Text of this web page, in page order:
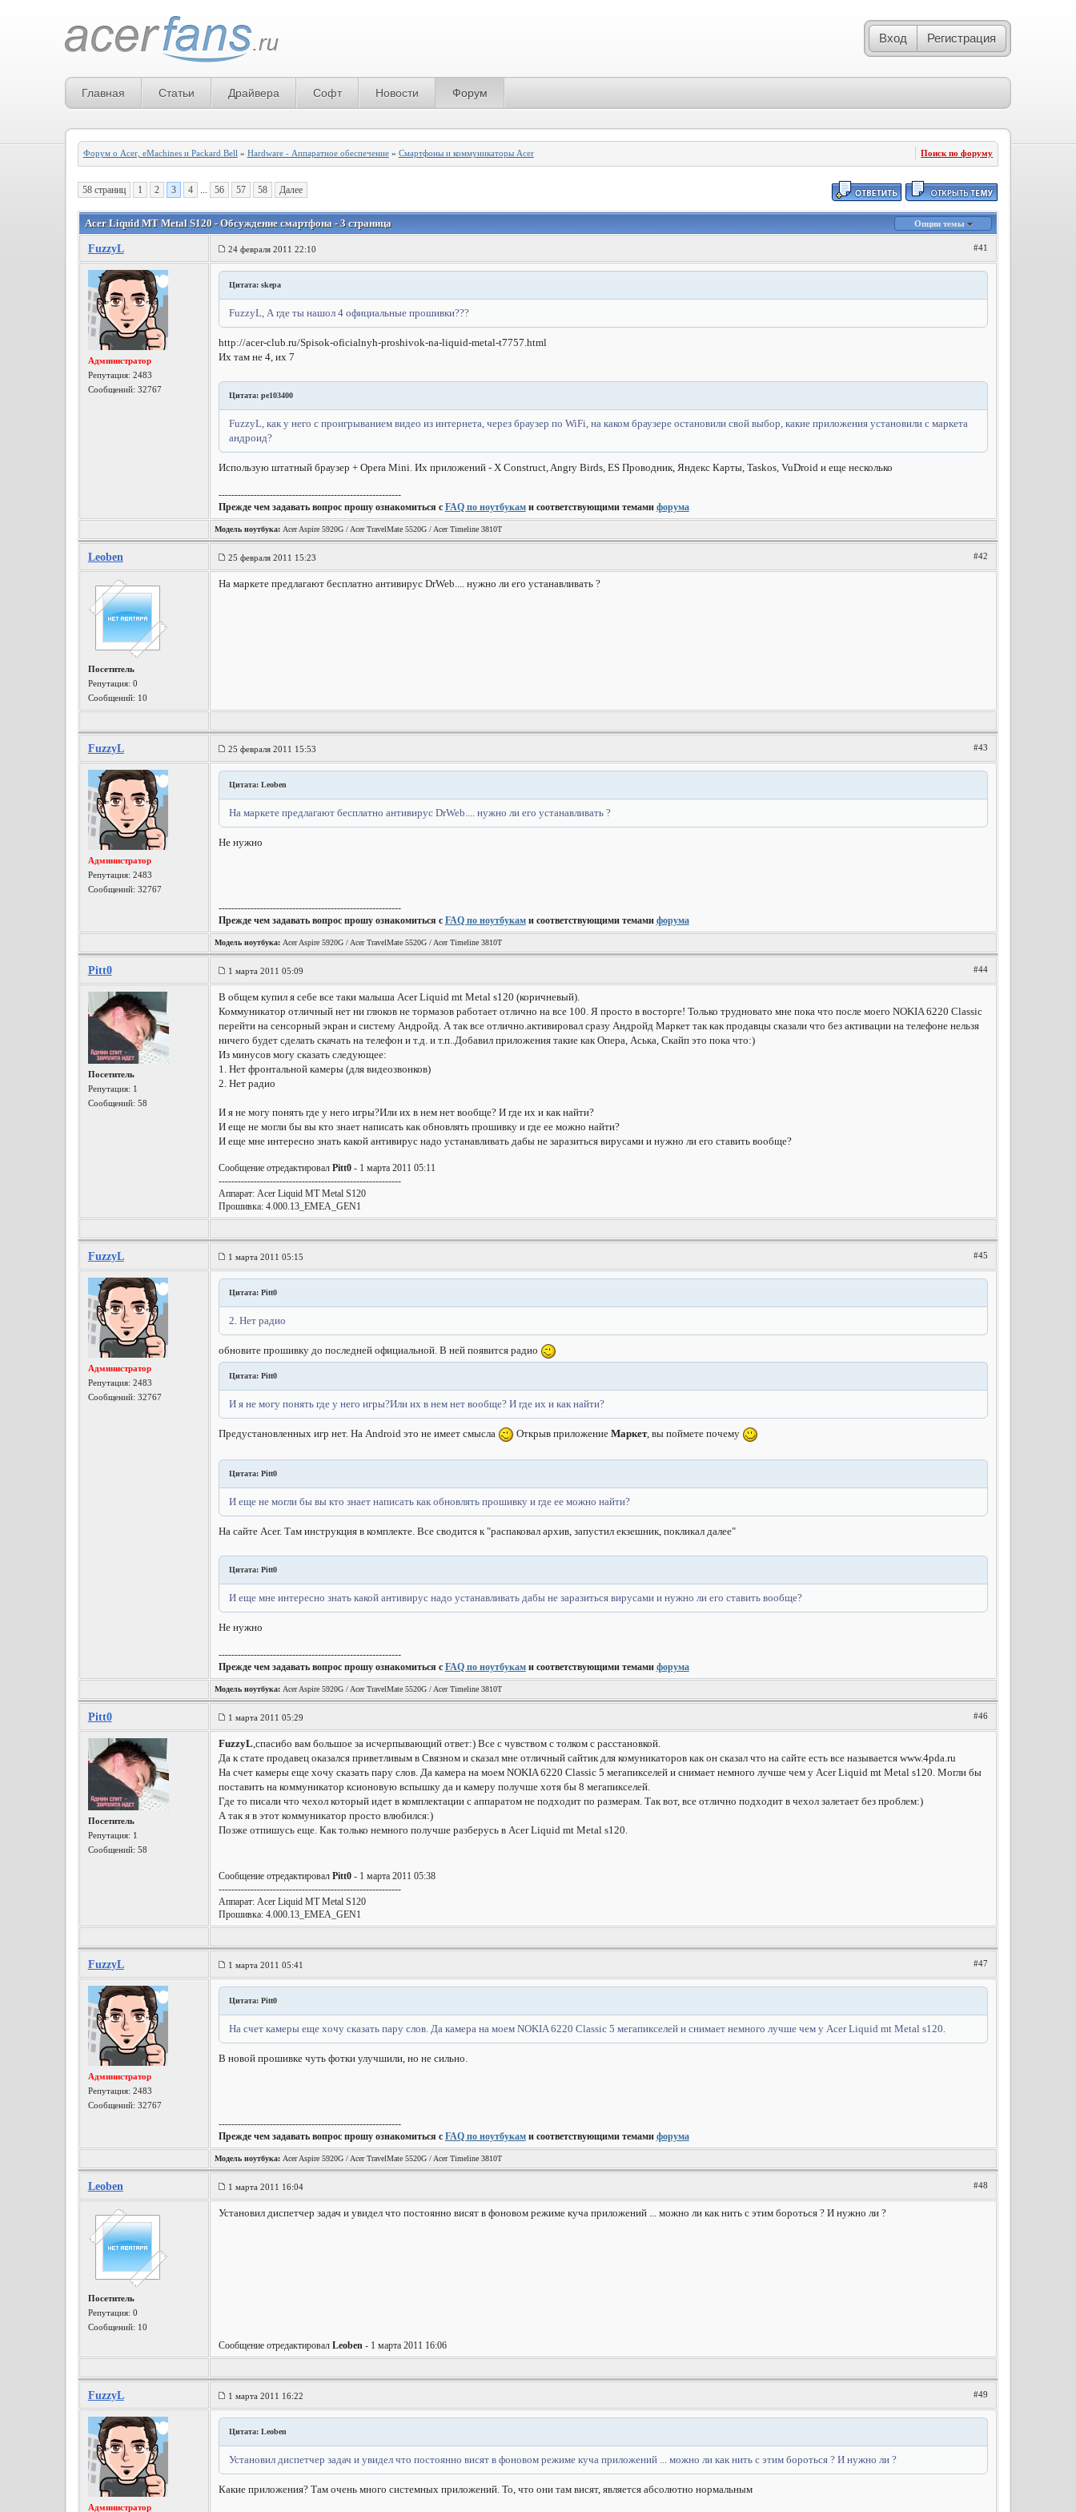
Вход Регистрация
Главная Статьи Драйвера Софт Новости Форум
Форум о Acer, eMachines и Packard Bell » Hardware - Аппаратное обеспечение» Смартфоны и коммуникаторы Acer Поиск по форуму
58 страниц 1 2 3 4 ... 56 57 58 Далее
Acer Liquid MT Metal S120 - Обсуждение смартфона - 3 страница Опции темы
FuzzyL 24 февраля 2011 22:10 #41
Администратор
Репутация: 2483
Сообщений: 32767
Цитата: skepa
FuzzyL, А где ты нашол 4 официальные прошивки???
http://acer-club.ru/Spisok-oficialnyh-proshivok-na-liquid-metal-t7757.html
Их там не 4, их 7
Цитата: pe103400
FuzzyL, как у него с проигрыванием видео из интернета, через браузер по WiFi, на каком браузере остановили свой выбор, какие приложения установили с маркета
андроид?
Использую штатный браузер + Opera Mini. Их приложений - X Construct, Angry Birds, ES Проводник, Яндекс Карты, Taskos, VuDroid и еще несколько
---------------------------------------------------------
Прежде чем задавать вопрос прошу ознакомиться с FAQ по ноутбуками соответствующими темами форума
Модель ноутбука:Acer Aspire 5920G / Acer TravelMate 5520G / Acer Timeline 3810T
Leoben 25 февраля 2011 15:23 #42
Посетитель
Репутация: 0
Сообщений: 10
На маркете предлагают бесплатно антивирус DrWeb.... нужно ли его устанавливать ?
FuzzyL 25 февраля 2011 15:53 #43
Администратор
Репутация: 2483
Сообщений: 32767
Цитата: Leoben
На маркете предлагают бесплатно антивирус DrWeb.... нужно ли его устанавливать ?
Не нужно
---------------------------------------------------------
Прежде чем задавать вопрос прошу ознакомиться с FAQ по ноутбуками соответствующими темами форума
Модель ноутбука:Acer Aspire 5920G / Acer TravelMate 5520G / Acer Timeline 3810T
Pitt0 1 марта 2011 05:09 #44
Посетитель
Репутация: 1
Сообщений: 58
В общем купил я себе все таки малыша Acer Liquid mt Metal s120 (коричневый).
Коммуникатор отличный нет ни глюков не тормазов работает отлично на все 100. Я просто в восторге! Только трудновато мне пока что после моего NOKIA 6220 Classic
перейти на сенсорный экран и систему Андройд. А так все отлично.активировал сразу Андройд Маркет так как продавцы сказали что без активации на телефоне нельзя
ничего будет сделать скачать на телефон и т.д. и т.п..Добавил приложения такие как Опера, Аська, Скайп это пока что:)
Из минусов могу сказать следующее:
1. Нет фронтальной камеры (для видеозвонков)
2. Нет радио
И я не могу понять где у него игры?Или их в нем нет вообще? И где их и как найти?
И еще не могли бы вы кто знает написать как обновлять прошивку и где ее можно найти?
И еще мне интересно знать какой антивирус надо устанавливать дабы не заразиться вирусами и нужно ли его ставить вообще?
Сообщение отредактировал Pitt0- 1 марта 2011 05:11
---------------------------------------------------------
Аппарат: Acer Liquid МТ Metal S120
Прошивка: 4.000.13_EMEA_GEN1
FuzzyL 1 марта 2011 05:15 #45
Администратор
Репутация: 2483
Сообщений: 32767
Цитата: Pitt0
2. Нет радио
обновите прошивку до последней официальной. В ней появится радио
Цитата: Pitt0
И я не могу понять где у него игры?Или их в нем нет вообще? И где их и как найти?
Предустановленных игр нет. На Android это не имеет смысла Открыв приложение Маркет, вы поймете почему
Цитата: Pitt0
И еще не могли бы вы кто знает написать как обновлять прошивку и где ее можно найти?
На сайте Acer. Там инструкция в комплекте. Все сводится к "распаковал архив, запустил екзешник, покликал далее"
Цитата: Pitt0
И еще мне интересно знать какой антивирус надо устанавливать дабы не заразиться вирусами и нужно ли его ставить вообще?
Не нужно
---------------------------------------------------------
Прежде чем задавать вопрос прошу ознакомиться с FAQ по ноутбуками соответствующими темами форума
Модель ноутбука:Acer Aspire 5920G / Acer TravelMate 5520G / Acer Timeline 3810T
Pitt0 1 марта 2011 05:29 #46
Посетитель
Репутация: 1
Сообщений: 58
FuzzyL,спасибо вам большое за исчерпывающий ответ:) Все с чувством с толком с расстановкой.
Да к стате продавец оказался приветливым в Связном и сказал мне отличный сайтик для комуникаторов как он сказал что на сайте есть все называется www.4pda.ru
На счет камеры еще хочу сказать пару слов. Да камера на моем NOKIA 6220 Classic 5 мегапикселей и снимает немного лучше чем у Acer Liquid mt Metal s120. Могли бы
поставить на коммуникатор ксионовую вспышку да и камеру получше хотя бы 8 мегапикселей.
Где то писали что чехол который идет в комплектации с аппаратом не подходит по размерам. Так вот, все отлично подходит в чехол залетает без проблем:)
А так я в этот коммуникатор просто влюбился:)
Позже отпишусь еще. Как только немного получше разберусь в Acer Liquid mt Metal s120.
Сообщение отредактировал Pitt0- 1 марта 2011 05:38
---------------------------------------------------------
Аппарат: Acer Liquid МТ Metal S120
Прошивка: 4.000.13_EMEA_GEN1
FuzzyL 1 марта 2011 05:41 #47
Администратор
Репутация: 2483
Сообщений: 32767
Цитата: Pitt0
На счет камеры еще хочу сказать пару слов. Да камера на моем NOKIA 6220 Classic 5 мегапикселей и снимает немного лучше чем у Acer Liquid mt Metal s120.
В новой прошивке чуть фотки улучшили, но не сильно.
---------------------------------------------------------
Прежде чем задавать вопрос прошу ознакомиться с FAQ по ноутбуками соответствующими темами форума
Модель ноутбука:Acer Aspire 5920G / Acer TravelMate 5520G / Acer Timeline 3810T
Leoben 1 марта 2011 16:04 #48
Посетитель
Репутация: 0
Сообщений: 10
Установил диспетчер задач и увидел что постоянно висят в фоновом режиме куча приложений ... можно ли как нить с этим бороться ? И нужно ли ?
Сообщение отредактировал Leoben- 1 марта 2011 16:06
FuzzyL 1 марта 2011 16:22 #49
Администратор
Цитата: Leoben
Установил диспетчер задач и увидел что постоянно висят в фоновом режиме куча приложений ... можно ли как нить с этим бороться ? И нужно ли ?
Какие приложения? Там очень много системных приложений. То, что они там висят, является абсолютно нормальным